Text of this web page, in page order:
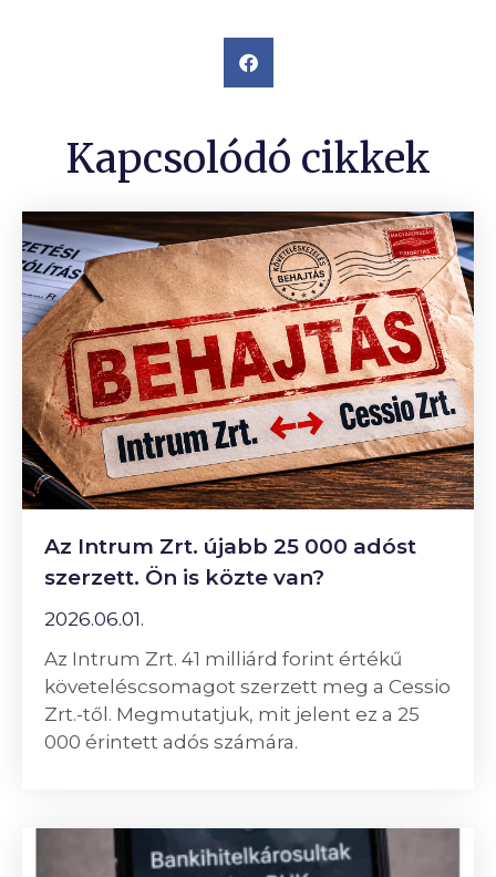
Kapcsolódó cikkek
Az Intrum Zrt. újabb 25 000 adóst
szerzett. Ön is közte van?
2026.06.01.
Az Intrum Zrt. 41 milliárd forint értékű
követeléscsomagot szerzett meg a Cessio
Zrt.-től. Megmutatjuk, mit jelent ez a 25
000 érintett adós számára.